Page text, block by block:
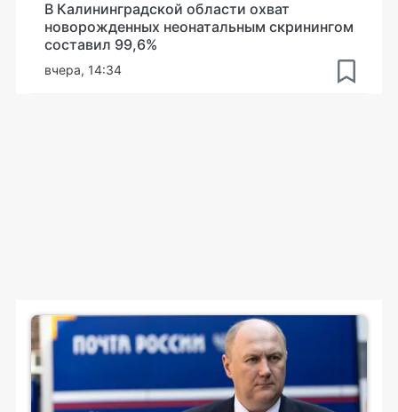
В Калининградской области охват
новорожденных неонатальным скринингом
составил 99,6%
вчера, 14:34